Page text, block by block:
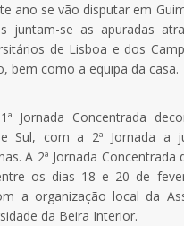
ano se vão disputar em
juntam-se as apuradas
de Lisboa e dos
bem como a equipa da casa.
Jornada Concentrada
Sul, com a 2ª Jornada a
A 2ª Jornada Concentrada
os dias 18 e 20 de
a organização local da
da Beira Interior.